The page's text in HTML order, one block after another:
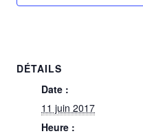
DÉTAILS
Date :
11 juin 2017
Heure :